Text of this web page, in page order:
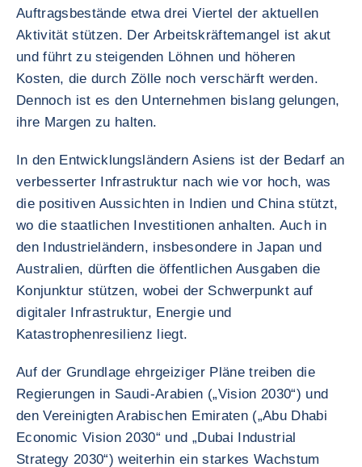
Auftragsbestände etwa drei Viertel der aktuellen
Aktivität stützen. Der Arbeitskräftemangel ist akut
und führt zu steigenden Löhnen und höheren
Kosten, die durch Zölle noch verschärft werden.
Dennoch ist es den Unternehmen bislang gelungen,
ihre Margen zu halten.
In den Entwicklungsländern Asiens ist der Bedarf an
verbesserter Infrastruktur nach wie vor hoch, was
die positiven Aussichten in Indien und China stützt,
wo die staatlichen Investitionen anhalten. Auch in
den Industrieländern, insbesondere in Japan und
Australien, dürften die öffentlichen Ausgaben die
Konjunktur stützen, wobei der Schwerpunkt auf
digitaler Infrastruktur, Energie und
Katastrophenresilienz liegt.
Auf der Grundlage ehrgeiziger Pläne treiben die
Regierungen in Saudi-Arabien („Vision 2030“) und
den Vereinigten Arabischen Emiraten („Abu Dhabi
Economic Vision 2030“ und „Dubai Industrial
Strategy 2030“) weiterhin ein starkes Wachstum